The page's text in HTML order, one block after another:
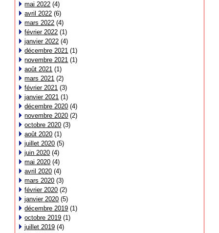
mai 2022 (4)
avril 2022 (6)
mars 2022 (4)
février 2022 (1)
janvier 2022 (4)
décembre 2021 (1)
novembre 2021 (1)
août 2021 (1)
mars 2021 (2)
février 2021 (3)
janvier 2021 (1)
décembre 2020 (4)
novembre 2020 (2)
octobre 2020 (3)
août 2020 (1)
juillet 2020 (5)
juin 2020 (4)
mai 2020 (4)
avril 2020 (4)
mars 2020 (3)
février 2020 (2)
janvier 2020 (5)
décembre 2019 (1)
octobre 2019 (1)
juillet 2019 (4)